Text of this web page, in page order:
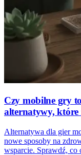
Czy mobilne gry
alternatywy, które
Alternatywa dla gier
nowe sposoby na
wsparcie. Sprawdź, co